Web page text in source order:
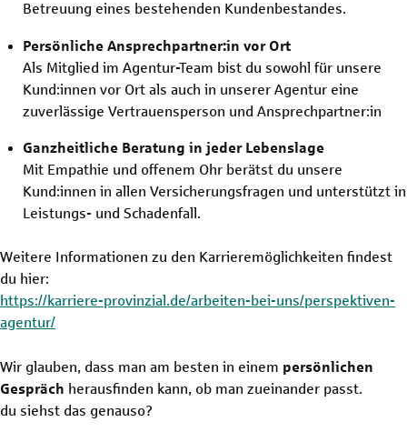
Betreuung eines bestehenden Kundenbestandes.
Persönliche Ansprechpartner:in vor Ort
Als Mitglied im Agentur-Team bist du sowohl für unsere
Kund:innen vor Ort als auch in unserer Agentur eine
zuverlässige Vertrauensperson und Ansprechpartner:in
Ganzheitliche Beratung in jeder Lebenslage
Mit Empathie und offenem Ohr berätst du unsere
Kund:innen in allen Versicherungsfragen und unterstützt in
Leistungs- und Schadenfall.
Weitere Informationen zu den Karrieremöglichkeiten findest
du hier:
https://karriere-provinzial.de/arbeiten-bei-uns/perspektiven-
agentur/
Wir glauben, dass man am besten in einem persönlichen
Gespräch herausfinden kann, ob man zueinander passt.
du siehst das genauso?